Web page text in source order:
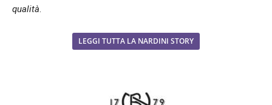
qualità.
LEGGI TUTTA LA NARDINI STORY